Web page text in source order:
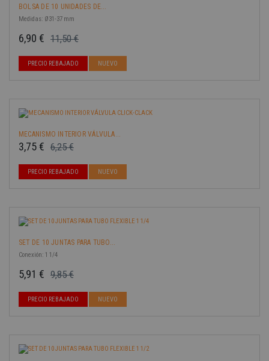
BOLSA DE 10 UNIDADES DE...
Medidas: Ø31-37 mm
11,50 €
6,90 €
PRECIO REBAJADO NUEVO
MECANISMO INTERIOR VÁLVULA...
6,25 €
3,75 €
PRECIO REBAJADO NUEVO
SET DE 10 JUNTAS PARA TUBO...
Conexión: 1 1/4
9,85 €
5,91 €
PRECIO REBAJADO NUEVO